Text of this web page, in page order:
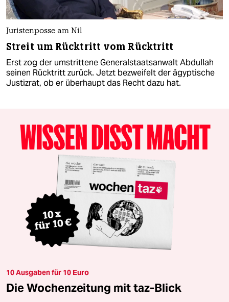
Juristenposse am Nil
Streit um Rücktritt vom Rücktritt
Erst zog der umstrittene Generalstaatsanwalt Abdullah
seinen Rücktritt zurück. Jetzt bezweifelt der ägyptische
Justizrat, ob er überhaupt das Recht dazu hat.
10 Ausgaben für 10 Euro
Die Wochenzeitung mit taz-Blick